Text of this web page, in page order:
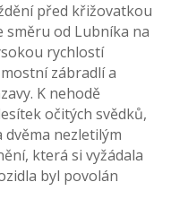
před křižovatkou
směru od Lubníka na
rychlostí
zábradlí a
K nehodě
očitých svědků,
nezletilým
která si vyžádala
byl povolán